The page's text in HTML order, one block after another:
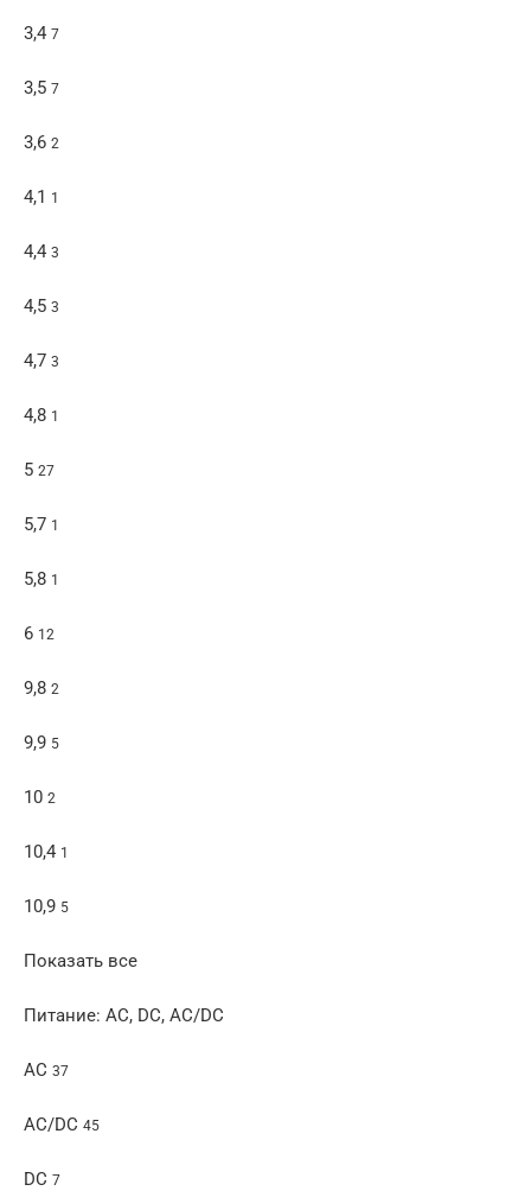
3,4 7
3,5 7
3,6 2
4,1 1
4,4 3
4,5 3
4,7 3
4,8 1
5 27
5,7 1
5,8 1
6 12
9,8 2
9,9 5
10 2
10,4 1
10,9 5
Показать все
Питание: AC, DC, AC/DC
AC 37
AC/DC 45
DC 7